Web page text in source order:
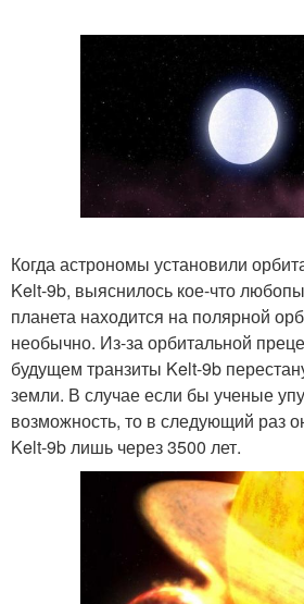
Когда астрономы установили
Kelt-9b, выяснилось кое-что
планета находится на полярной
необычно. Из-за орбитальной
будущем транзиты Kelt-9b
земли. В случае если бы ученые
возможность, то в следующий раз
Kelt-9b лишь через 3500 лет.